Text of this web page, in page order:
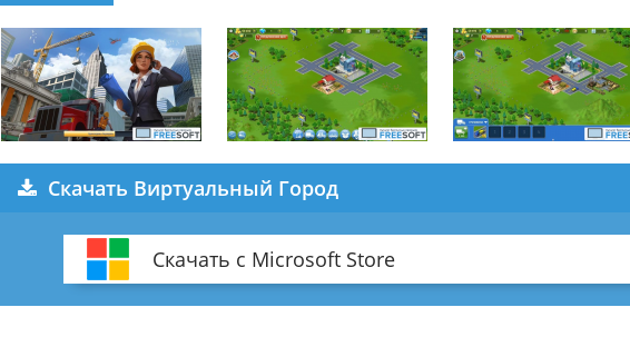
Скачать Виртуальный Город
Скачать с Microsoft Store